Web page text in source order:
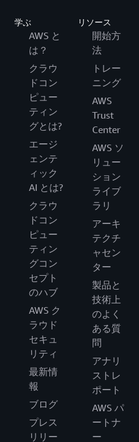
学ぶ
AWS と
は？
クラウ
ドコン
ピュー
ティン
グとは?
エージ
ェンテ
ィック
AI とは?
クラウ
ドコン
ピュー
ティン
グコン
セプト
のハブ
AWS ク
ラウド
セキュ
リティ
最新情
報
ブログ
プレス
リリー
リソース
開始方
法
トレー
ニング
AWS
Trust
Center
AWS ソ
リュー
ション
ライブ
ラリ
アーキ
テクチ
ャセン
ター
製品と
技術上
のよく
ある質
問
アナリ
ストレ
ポート
AWS パ
ートナ
ー